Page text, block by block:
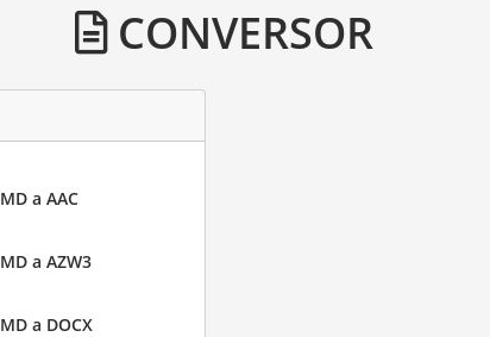
CONVERSOR
MD a AAC
MD a AZW3
MD a DOCX